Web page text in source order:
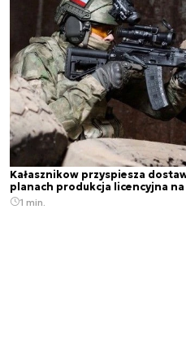
Kałasznikow przyspiesza
planach produkcja licencyjna
1 min.